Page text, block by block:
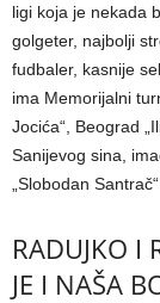
ligi koja je nekada
golgeter, najbolji
fudbaler, kasnije
ima Memorijalni
Jocića“, Beograd
Sanijevog sina,
„Slobodan
RADUJKO I
JE I NAŠA